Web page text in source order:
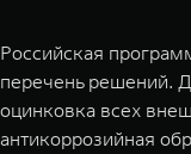
Российская
перечень решений.
оцинковка всех
антикоррозийная